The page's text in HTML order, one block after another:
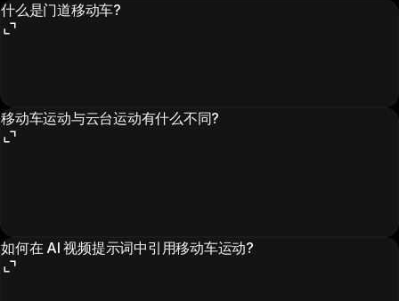
什么是门道移动车?
移动车运动与云台运动有什么不同?
如何在 AI 视频提示词中引用移动车运动?